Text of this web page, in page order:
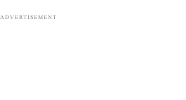
ADVERTISEMENT